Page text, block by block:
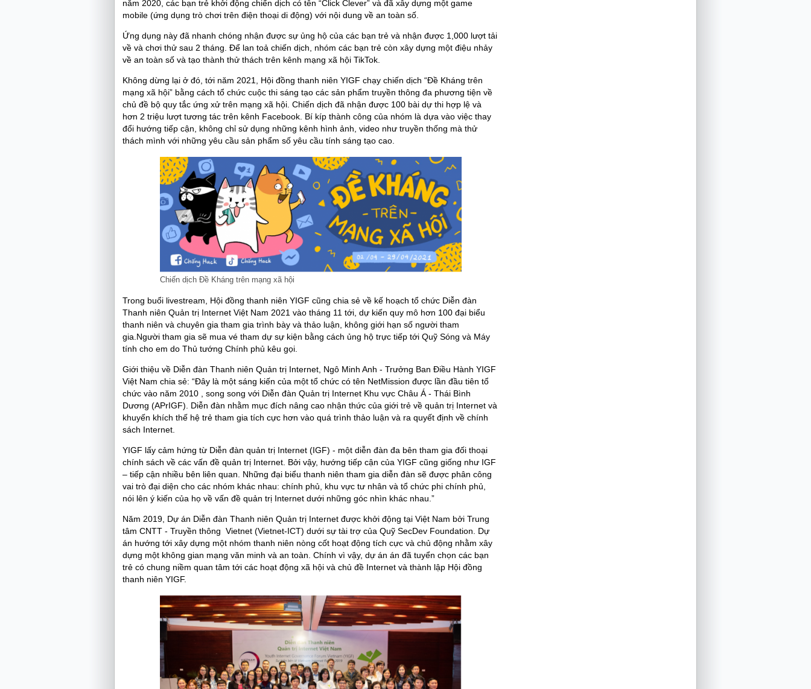
năm 2020, các bạn trẻ khởi động chiến dịch có tên “Click Clever” và đã xây dựng một game
mobile (ứng dụng trò chơi trên điện thoại di động) với nội dung về an toàn số.
Ứng dụng này đã nhanh chóng nhận được sự ủng hộ của các bạn trẻ và nhận được 1,000 lượt tải
về và chơi thử sau 2 tháng. Để lan toả chiến dịch, nhóm các bạn trẻ còn xây dựng một điệu nhảy
về an toàn số và tạo thành thử thách trên kênh mạng xã hội TikTok.
Không dừng lại ở đó, tới năm 2021, Hội đồng thanh niên YIGF chạy chiến dịch “Đề Kháng trên
mạng xã hội” bằng cách tổ chức cuộc thi sáng tạo các sản phẩm truyền thông đa phương tiện về
chủ đề bộ quy tắc ứng xử trên mạng xã hội. Chiến dịch đã nhận được 100 bài dự thi hợp lệ và
hơn 2 triệu lượt tương tác trên kênh Facebook. Bí kíp thành công của nhóm là dựa vào việc thay
đổi hướng tiếp cận, không chỉ sử dụng những kênh hình ảnh, video như truyền thống mà thử
thách mình với những yêu cầu sản phẩm số yêu cầu tính sáng tạo cao.
Chiến dịch Đề Kháng trên mạng xã hội
Trong buổi livestream, Hội đồng thanh niên YIGF cũng chia sẻ về kế hoạch tổ chức Diễn đàn
Thanh niên Quản trị Internet Việt Nam 2021 vào tháng 11 tới, dự kiến quy mô hơn 100 đại biểu
thanh niên và chuyên gia tham gia trình bày và thảo luận, không giới hạn số người tham
gia.Người tham gia sẽ mua vé tham dự sự kiện bằng cách ủng hộ trực tiếp tới Quỹ Sóng và Máy
tính cho em do Thủ tướng Chính phủ kêu gọi.
Giới thiệu về Diễn đàn Thanh niên Quản trị Internet, Ngô Minh Anh - Trưởng Ban Điều Hành YIGF
Việt Nam chia sẻ: “Đây là một sáng kiến của một tổ chức có tên NetMission được lần đầu tiên tổ
chức vào năm 2010 , song song với Diễn đàn Quản trị Internet Khu vực Châu Á - Thái Bình
Dương (APrIGF). Diễn đàn nhằm mục đích nâng cao nhận thức của giới trẻ về quản trị Internet và
khuyến khích thế hệ trẻ tham gia tích cực hơn vào quá trình thảo luận và ra quyết định về chính
sách Internet.
YIGF lấy cảm hứng từ Diễn đàn quản trị Internet (IGF) - một diễn đàn đa bên tham gia đối thoại
chính sách về các vấn đề quản trị Internet. Bởi vậy, hướng tiếp cận của YIGF cũng giống như IGF
– tiếp cận nhiều bên liên quan. Những đại biểu thanh niên tham gia diễn đàn sẽ được phân công
vai trò đại diện cho các nhóm khác nhau: chính phủ, khu vực tư nhân và tổ chức phi chính phủ,
nói lên ý kiến ​​của họ về vấn đề quản trị Internet dưới những góc nhìn khác nhau.”
Năm 2019, Dự án Diễn đàn Thanh niên Quản trị Internet được khởi động tại Việt Nam bởi Trung
tâm CNTT - Truyền thông Vietnet (Vietnet-ICT) dưới sự tài trợ của Quỹ SecDev Foundation. Dự
án hướng tới xây dựng một nhóm thanh niên nòng cốt hoạt động tích cực và chủ động nhằm xây
dựng một không gian mạng văn minh và an toàn. Chính vì vậy, dự án án đã tuyển chọn các bạn
trẻ có chung niềm quan tâm tới các hoạt động xã hội và chủ đề Internet và thành lập Hội đồng
thanh niên YIGF.